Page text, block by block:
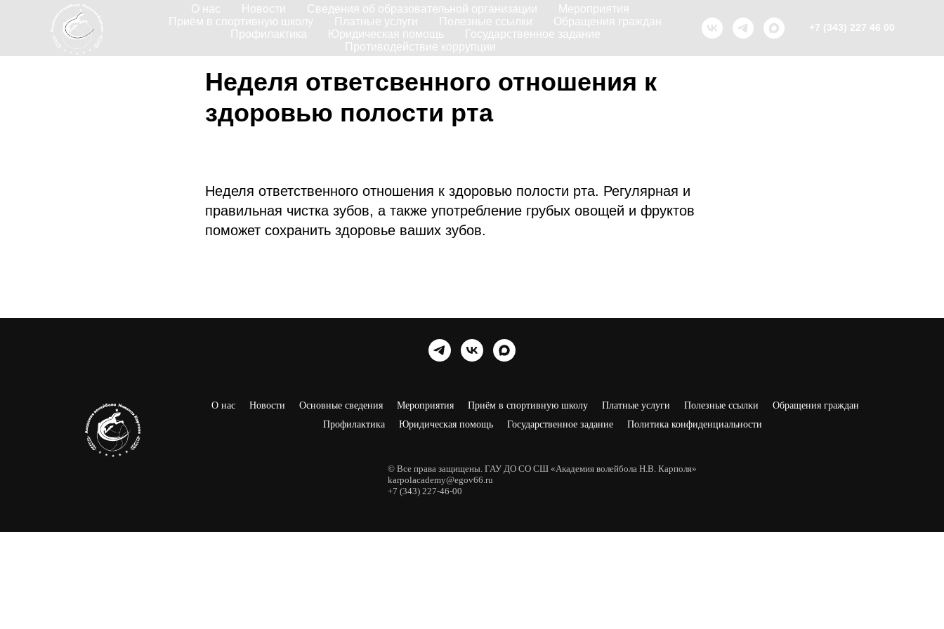
О нас Новости Сведения об образовательной организации
Мероприятия
Приём в спортивную школу
Платные услуги Полезные ссылки
Обращения граждан
Профилактика
Юридическая помощь
Государственное задание
Противодействие коррупции
+7 (343) 227 46 00
Неделя ответсвенного отношения к
здоровью полости рта
Неделя ответственного отношения к здоровью полости рта. Регулярная и
правильная чистка зубов, а также употребление грубых овощей и фруктов
поможет сохранить здоровье ваших зубов.
О нас Новости Основные сведения Мероприятия Приём в спортивную школу Платные услуги Полезные ссылки
Обращения граждан
Профилактика
Юридическая помощь Государственное задание Политика конфиденциальности
© Все права защищены. ГАУ ДО СО СШ «Академия волейбола Н.В. Карполя»
karpolacademy@egov66.ru
+7 (343) 227-46-00